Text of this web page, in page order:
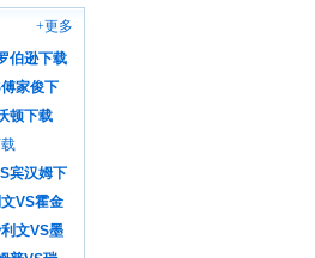
+更多
伯逊下载
家俊下
顿下载
宾汉姆下
VS霍金
文VS墨